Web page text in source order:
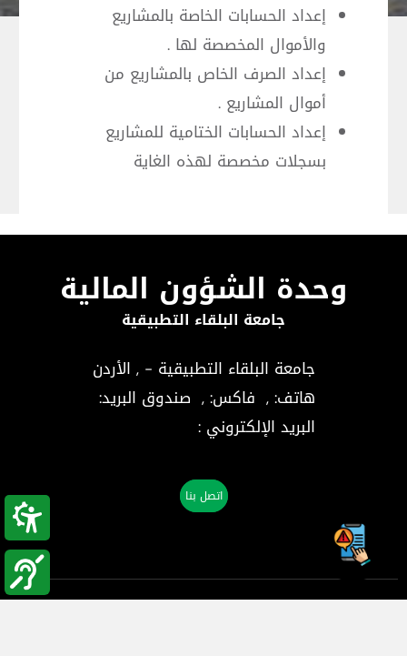
إعداد الحسابات الخاصة بالمشاريع
والأموال المخصصة لها .
إعداد الصرف الخاص بالمشاريع من
أموال المشاريع .
إعداد الحسابات الختامية للمشاريع
بسجلات مخصصة لهذه الغاية
وحدة الشؤون المالية
جامعة البلقاء التطبيقية
جامعة البلقاء التطبيقية - , الأردن
هاتف:, فاكس:, صندوق البريد:
البريد الإلكتروني :
اتصل بنا